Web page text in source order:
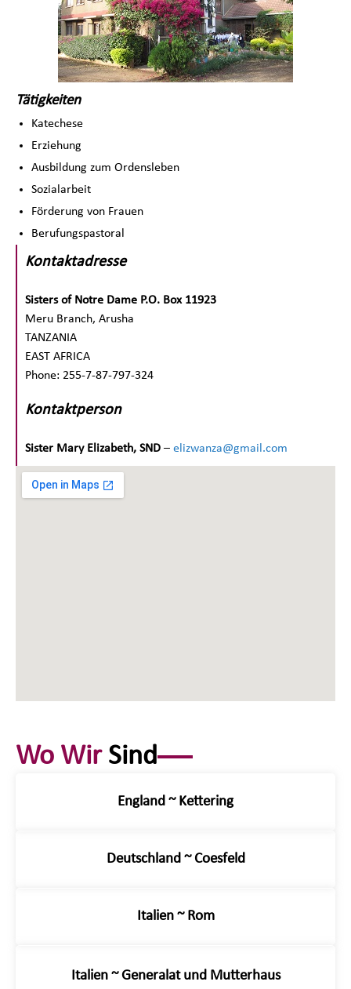
Tätigkeiten
Katechese
Erziehung
Ausbildung zum Ordensleben
Sozialarbeit
Förderung von Frauen
Berufungspastoral
Kontaktadresse
Sisters of Notre Dame P.O. Box 11923
Meru Branch, Arusha
TANZANIA
EAST AFRICA
Phone: 255-7-87-797-324
Kontaktperson
Sister Mary Elizabeth, SND – elizwanza@gmail.com
Wo Wir Sind
England ~ Kettering
Deutschland ~ Coesfeld
Italien ~ Rom
Italien ~ Generalat und Mutterhaus